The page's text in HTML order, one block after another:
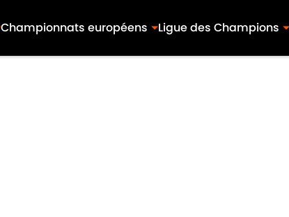
Championnats européens Ligue des Champions